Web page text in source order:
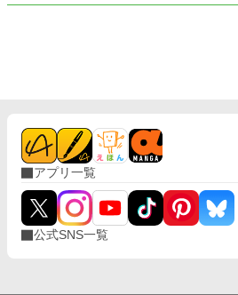
アプリ一覧
公式SNS一覧